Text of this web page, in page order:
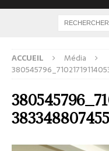
ACCUEIL
Média